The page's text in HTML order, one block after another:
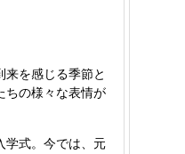
を感じる季節と
ちの様々な表情が
学式。今では、元